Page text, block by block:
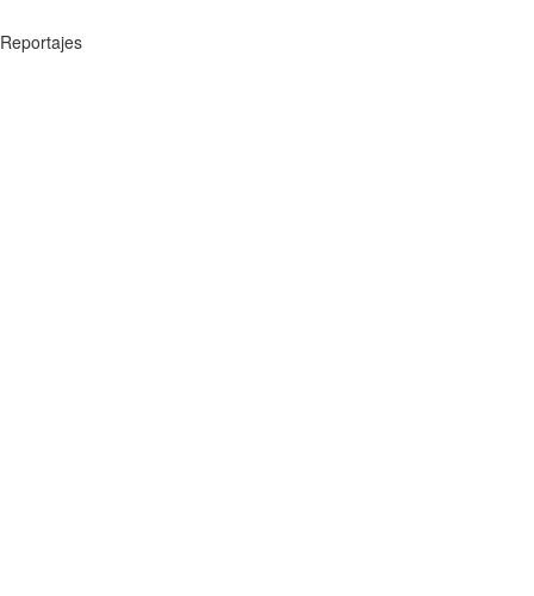
Reportajes